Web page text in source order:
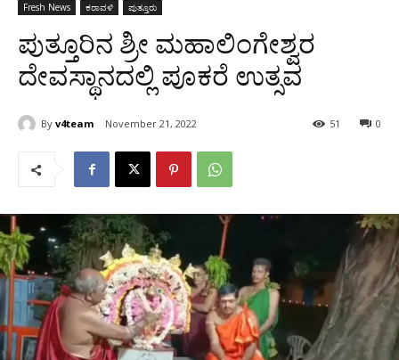
Fresh News ಕರಾವಳಿ ಪುತ್ತೂರು
ಪುತ್ತೂರಿನ ಶ್ರೀ ಮಹಾಲಿಂಗೇಶ್ವರ
ದೇವಸ್ಥಾನದಲ್ಲಿ ಪೂಕರೆ ಉತ್ಸವ
By v4team November 21, 2022 0
51